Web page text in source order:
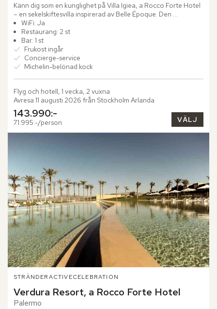
Känn dig som en kunglighet på Villa Igiea, a Rocco Forte Hotel
– en sekelskiftesvilla inspirerad av Belle Époque. Den
majestätiska byggnaden uppfördes av den inflytelserika...
WiFi: Ja
Restaurang: 2 st
Bar: 1 st
Frukost ingår
Concierge-service
Michelin-belönad kock
Flyg och hotell, 1 vecka, 2 vuxna
Avresa 11 augusti 2026 från Stockholm Arlanda
143.990:-
71.995:-/person VÄLJ
STRÄNDERACTIVECELEBRATION
Verdura Resort, a Rocco Forte Hotel
Palermo